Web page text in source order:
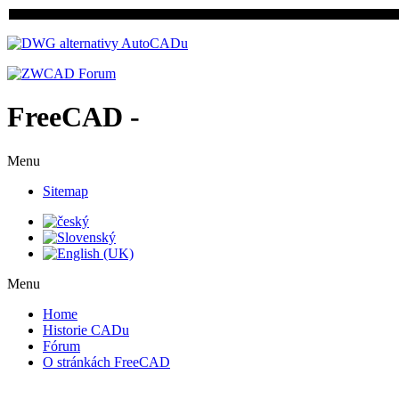
FreeCAD -
Menu
Sitemap
Menu
Home
Historie CADu
Fórum
O stránkách FreeCAD